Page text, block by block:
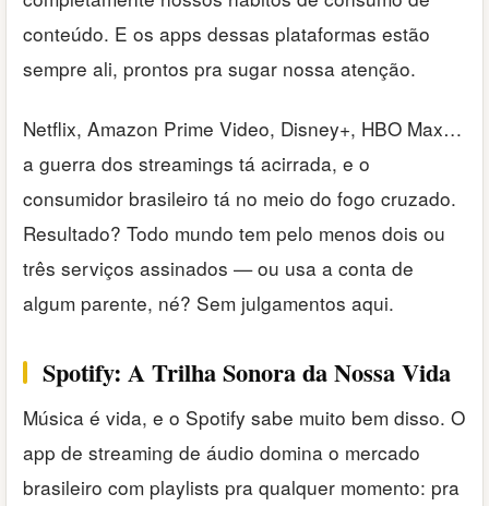
conteúdo. E os apps dessas plataformas estão
sempre ali, prontos pra sugar nossa atenção.
Netflix, Amazon Prime Video, Disney+, HBO Max…
a guerra dos streamings tá acirrada, e o
consumidor brasileiro tá no meio do fogo cruzado.
Resultado? Todo mundo tem pelo menos dois ou
três serviços assinados — ou usa a conta de
algum parente, né? Sem julgamentos aqui.
Spotify: A Trilha Sonora da Nossa Vida
Música é vida, e o Spotify sabe muito bem disso. O
app de streaming de áudio domina o mercado
brasileiro com playlists pra qualquer momento: pra